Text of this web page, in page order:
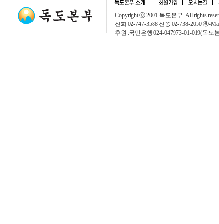
Copyright ⓒ 2001.독도본부. All rights
전화 02-747-3588 전송 02-738-2050 ⓔ-
후원 :국민은행 024-047973-01-019(독도